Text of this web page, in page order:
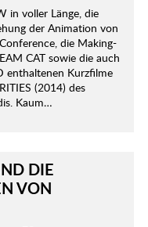
in voller Länge, die
der Animation von
die Making-
CAT sowie die auch
enthaltenen Kurzfilme
(2014) des
Kaum…
DIE
VON